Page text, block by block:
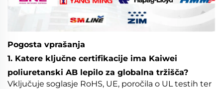
Pogosta vprašanja
1. Katere ključne certifikacije ima Kaiwei
poliuretanski AB lepilo za globalna tržišča?
Vključuje soglasje RoHS, UE, poročila o UL testih ter